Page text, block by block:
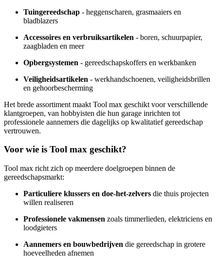
Tuingereedschap - heggenscharen, grasmaaiers en
bladblazers
Accessoires en verbruiksartikelen - boren, schuurpapier,
zaagbladen en meer
Opbergsystemen - gereedschapskoffers en werkbanken
Veiligheidsartikelen - werkhandschoenen, veiligheidsbrillen
en gehoorbescherming
Het brede assortiment maakt Tool max geschikt voor verschillende
klantgroepen, van hobbyisten die hun garage inrichten tot
professionele aannemers die dagelijks op kwalitatief gereedschap
vertrouwen.
Voor wie is Tool max geschikt?
Tool max richt zich op meerdere doelgroepen binnen de
gereedschapsmarkt:
Particuliere klussers en doe-het-zelvers die thuis projecten
willen realiseren
Professionele vakmensen zoals timmerlieden, elektriciens en
loodgieters
Aannemers en bouwbedrijven die gereedschap in grotere
hoeveelheden afnemen